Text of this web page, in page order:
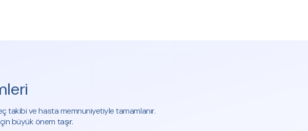
takibi ve hasta memnuniyetiyle tamamlanır.
büyük önem taşır.